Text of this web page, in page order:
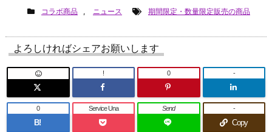
コラボ商品 , ニュース 期間限定・数量限定販売の商品
よろしければシェアお願いします
! 0 -
B!
0 Service Una Send
Copy
-